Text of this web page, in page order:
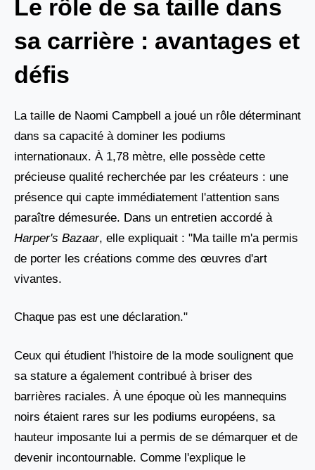
Le rôle de sa taille dans
sa carrière : avantages et
défis
La taille de Naomi Campbell a joué un rôle déterminant
dans sa capacité à dominer les podiums
internationaux. À 1,78 mètre, elle possède cette
précieuse qualité recherchée par les créateurs : une
présence qui capte immédiatement l'attention sans
paraître démesurée. Dans un entretien accordé à
Harper's Bazaar, elle expliquait : "Ma taille m'a permis
de porter les créations comme des œuvres d'art
vivantes.
Chaque pas est une déclaration."
Ceux qui étudient l'histoire de la mode soulignent que
sa stature a également contribué à briser des
barrières raciales. À une époque où les mannequins
noirs étaient rares sur les podiums européens, sa
hauteur imposante lui a permis de se démarquer et de
devenir incontournable. Comme l'explique le